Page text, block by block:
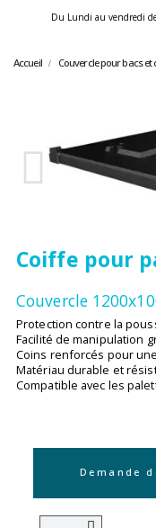
Du Lundi au vendredi
Accueil Couvercle pour bacs et
Coiffe pour
Couvercle
Protection contre la
Facilité de manipulation
Coins renforcés pour
Matériau durable et
Compatible avec les
Demande